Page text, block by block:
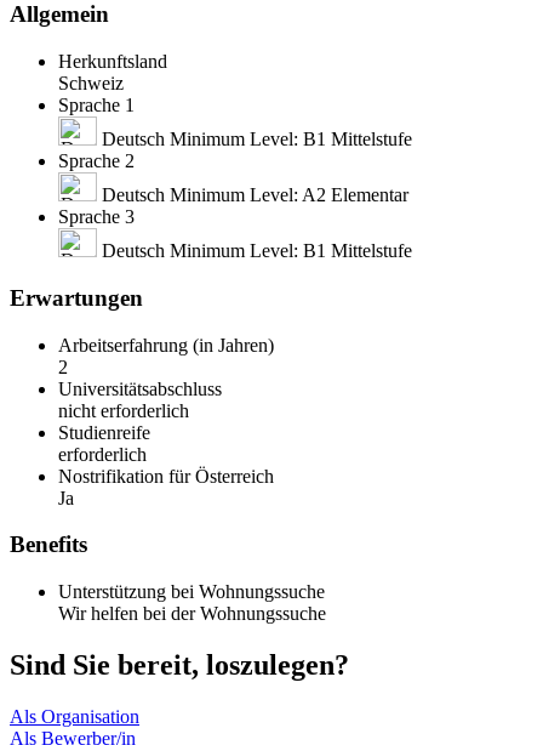
Allgemein
Herkunftsland
Schweiz
Sprache 1
Deutsch Minimum Level: B1 Mittelstufe
Sprache 2
Deutsch Minimum Level: A2 Elementar
Sprache 3
Deutsch Minimum Level: B1 Mittelstufe
Erwartungen
Arbeitserfahrung (in Jahren)
2
Universitätsabschluss
nicht erforderlich
Studienreife
erforderlich
Nostrifikation für Österreich
Ja
Benefits
Unterstützung bei Wohnungssuche
Wir helfen bei der Wohnungssuche
Sind Sie bereit, loszulegen?
Als Organisation
Als Bewerber/in